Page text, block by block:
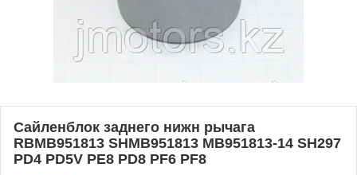
Сайленблок заднего нижн рычага
RBMB951813 SHMB951813 MB951813-14 SH297
PD4 PD5V PE8 PD8 PF6 PF8